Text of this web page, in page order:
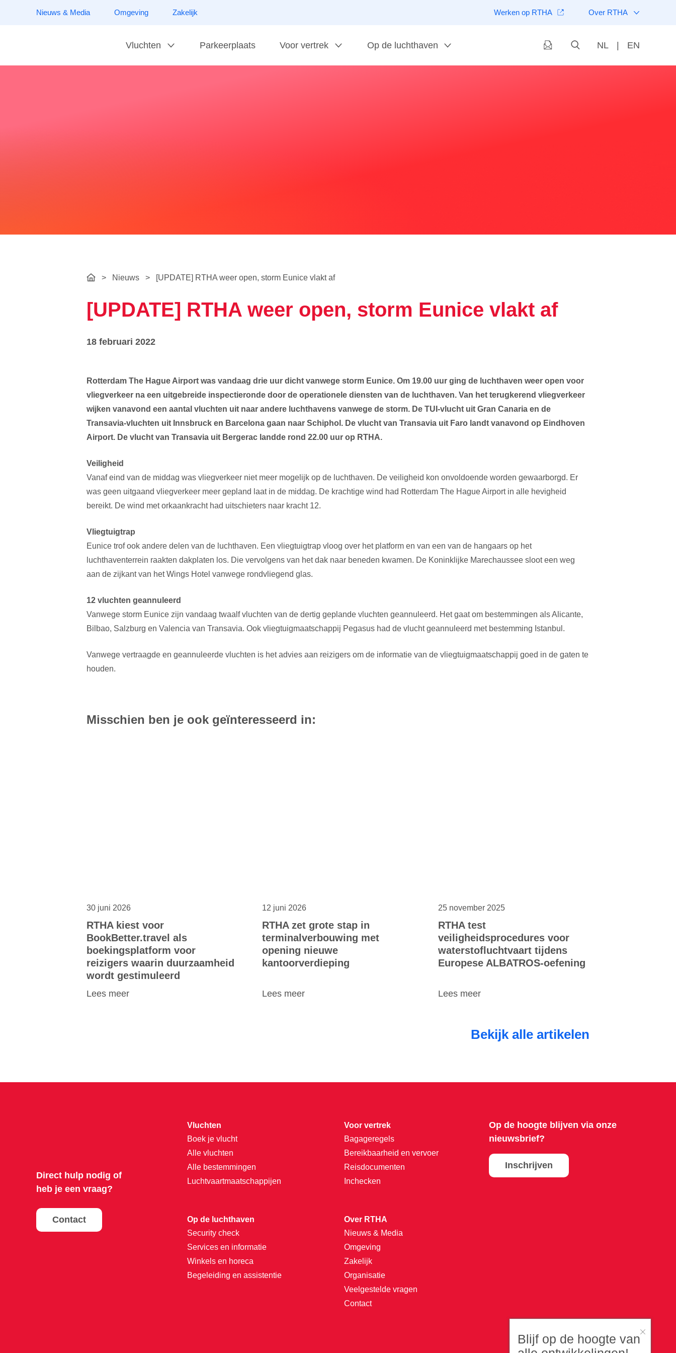
Nieuws & Media Omgeving Zakelijk Werken op RTHA Over RTHA
Vluchten Parkeerplaats Voor vertrek Op de luchthaven NL | EN
> Nieuws > [UPDATE] RTHA weer open, storm Eunice vlakt af
[UPDATE] RTHA weer open, storm Eunice vlakt af
18 februari 2022
Rotterdam The Hague Airport was vandaag drie uur dicht vanwege storm Eunice. Om 19.00 uur ging de luchthaven weer open voor
vliegverkeer na een uitgebreide inspectieronde door de operationele diensten van de luchthaven. Van het terugkerend vliegverkeer
wijken vanavond een aantal vluchten uit naar andere luchthavens vanwege de storm. De TUI-vlucht uit Gran Canaria en de
Transavia-vluchten uit Innsbruck en Barcelona gaan naar Schiphol. De vlucht van Transavia uit Faro landt vanavond op Eindhoven
Airport. De vlucht van Transavia uit Bergerac landde rond 22.00 uur op RTHA.
Veiligheid
Vanaf eind van de middag was vliegverkeer niet meer mogelijk op de luchthaven. De veiligheid kon onvoldoende worden gewaarborgd. Er
was geen uitgaand vliegverkeer meer gepland laat in de middag. De krachtige wind had Rotterdam The Hague Airport in alle hevigheid
bereikt. De wind met orkaankracht had uitschieters naar kracht 12.
Vliegtuigtrap
Eunice trof ook andere delen van de luchthaven. Een vliegtuigtrap vloog over het platform en van een van de hangaars op het
luchthaventerrein raakten dakplaten los. Die vervolgens van het dak naar beneden kwamen. De Koninklijke Marechaussee sloot een weg
aan de zijkant van het Wings Hotel vanwege rondvliegend glas.
12 vluchten geannuleerd
Vanwege storm Eunice zijn vandaag twaalf vluchten van de dertig geplande vluchten geannuleerd. Het gaat om bestemmingen als Alicante,
Bilbao, Salzburg en Valencia van Transavia. Ook vliegtuigmaatschappij Pegasus had de vlucht geannuleerd met bestemming Istanbul.
Vanwege vertraagde en geannuleerde vluchten is het advies aan reizigers om de informatie van de vliegtuigmaatschappij goed in de gaten te
houden.
Misschien ben je ook geïnteresseerd in:
30 juni 2026
RTHA kiest voor
BookBetter.travel als
boekingsplatform voor
reizigers waarin duurzaamheid
wordt gestimuleerd
Lees meer
12 juni 2026
RTHA zet grote stap in
terminalverbouwing met
opening nieuwe
kantoorverdieping
Lees meer
25 november 2025
RTHA test
veiligheidsprocedures voor
waterstofluchtvaart tijdens
Europese ALBATROS-oefening
Lees meer
Bekijk alle artikelen
Direct hulp nodig of
heb je een vraag?
Contact
Vluchten
Boek je vlucht
Alle vluchten
Alle bestemmingen
Luchtvaartmaatschappijen
Voor vertrek
Bagageregels
Bereikbaarheid en vervoer
Reisdocumenten
Inchecken
Op de luchthaven
Security check
Services en informatie
Winkels en horeca
Begeleiding en assistentie
Over RTHA
Nieuws & Media
Omgeving
Zakelijk
Organisatie
Veelgestelde vragen
Contact
Op de hoogte blijven via onze
nieuwsbrief?
Inschrijven
Blijf op de hoogte van